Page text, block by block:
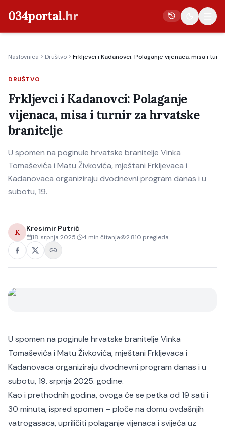
034portal.hr
Crna kronika
Poljoprivreda
Politika
Gospodarstvo
Život
Sport
Naslovnica Društvo Frkljevci i Kadanovci: Polaganje vijenaca, misa i
DRUŠTVO
Frkljevci i Kadanovci: Polaganje
vijenaca, misa i turnir za hrvatske
branitelje
U spomen na poginule hrvatske branitelje Vinka
Tomaševića i Matu Živkovića, mještani Frkljevaca i
Kadanovaca organiziraju dvodnevni program danas i u
subotu, 19.
K Kresimir Putrić
18. srpnja 2025. 4 min čitanja 2.810 pregleda
U spomen na poginule hrvatske branitelje Vinka
Tomaševića i Matu Živkovića, mještani Frkljevaca i
Kadanovaca organiziraju dvodnevni program danas i u
subotu, 19. srpnja 2025. godine.
Kao i prethodnih godina, ovoga će se petka od 19 sati i
30 minuta, ispred spomen – ploče na domu ovdašnjih
vatrogasaca, upriličiti polaganje vijenaca i svijeća uz